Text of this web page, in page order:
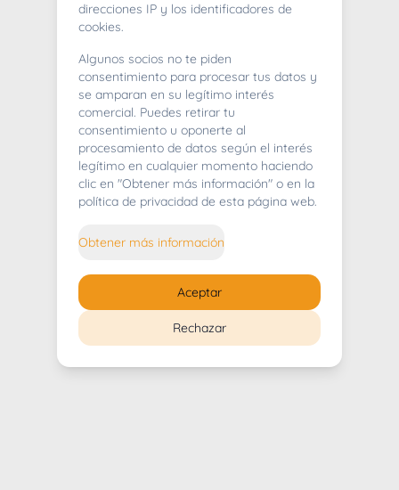
404
Whoops! Lo sentimos mucho.
direcciones IP y los identificadores de
cookies.
Algunos socios no te piden
consentimiento para procesar tus datos y
se amparan en su legítimo interés
comercial. Puedes retirar tu
consentimiento u oponerte al
procesamiento de datos según el interés
legítimo en cualquier momento haciendo
clic en "Obtener más información" o en la
política de privacidad de esta página web.
Obtener más información
Rechazar
Aceptar